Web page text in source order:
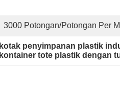
3000 Potongan/potongan Per
kotak penyimpanan plastik
kontainer tote plastik dengan